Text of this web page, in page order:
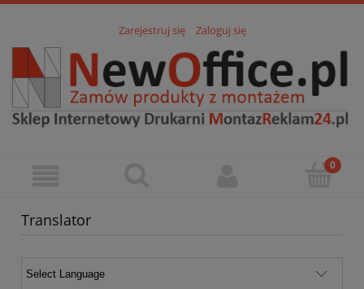
Zarejestruj się Zaloguj się
Translator